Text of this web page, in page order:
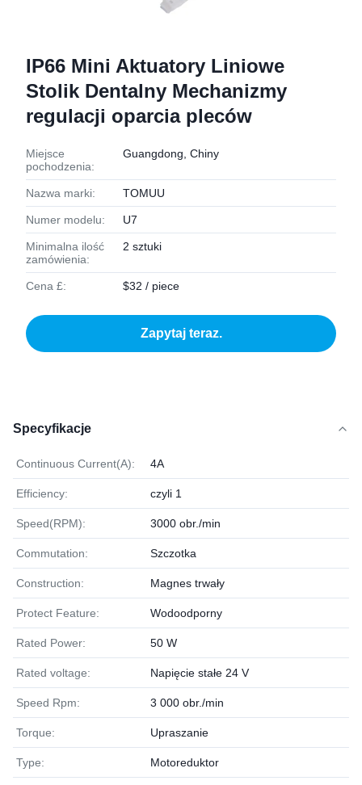
IP66 Mini Aktuatory Liniowe
Stolik Dentalny Mechanizmy
regulacji oparcia pleców
Miejsce
pochodzenia:
Guangdong, Chiny
Nazwa marki: TOMUU
Numer modelu: U7
Minimalna ilość
zamówienia:
2 sztuki
Cena £: $32 / piece
Zapytaj teraz.
Specyfikacje
Continuous Current(A): 4A
Efficiency: czyli 1
Speed(RPM): 3000 obr./min
Commutation: Szczotka
Construction: Magnes trwały
Protect Feature: Wodoodporny
Rated Power: 50 W
Rated voltage: Napięcie stałe 24 V
Speed Rpm: 3 000 obr./min
Torque: Upraszanie
Type: Motoreduktor